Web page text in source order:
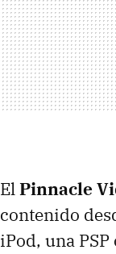
ElPinnacle
contenido
iPod, una